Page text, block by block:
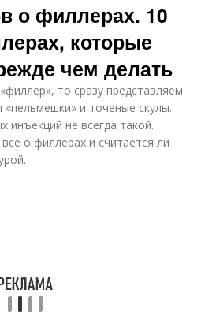
о филлерах. 10
которые
чем делать
то сразу представляем
и точеные скулы.
инъекций не всегда такой.
о филлерах и считается ли